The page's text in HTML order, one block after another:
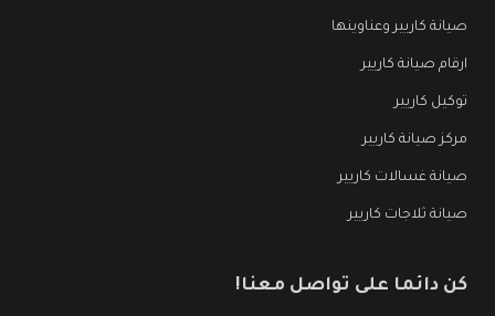
صيانة كاريير وعناوينها
ارقام صيانة كاريير
توكيل كاريير
مركز صيانة كاريير
صيانة غسالات كاريير
صيانة ثلاجات كاريير
كن دائما على تواصل معنا!